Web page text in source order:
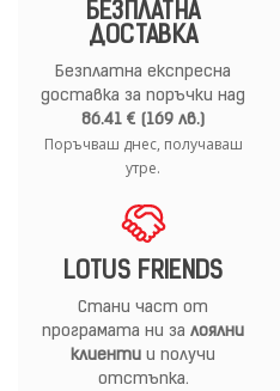
БЕЗПЛАТНА
ДОСТАВКА
Безплатна експресна
доставка за поръчки над
86.41 € (169 лв.)
Поръчваш днес, получаваш
утре.
LOTUS FRIENDS
Стани част от
програмата ни за лоялни
клиенти и получи
отстъпка.